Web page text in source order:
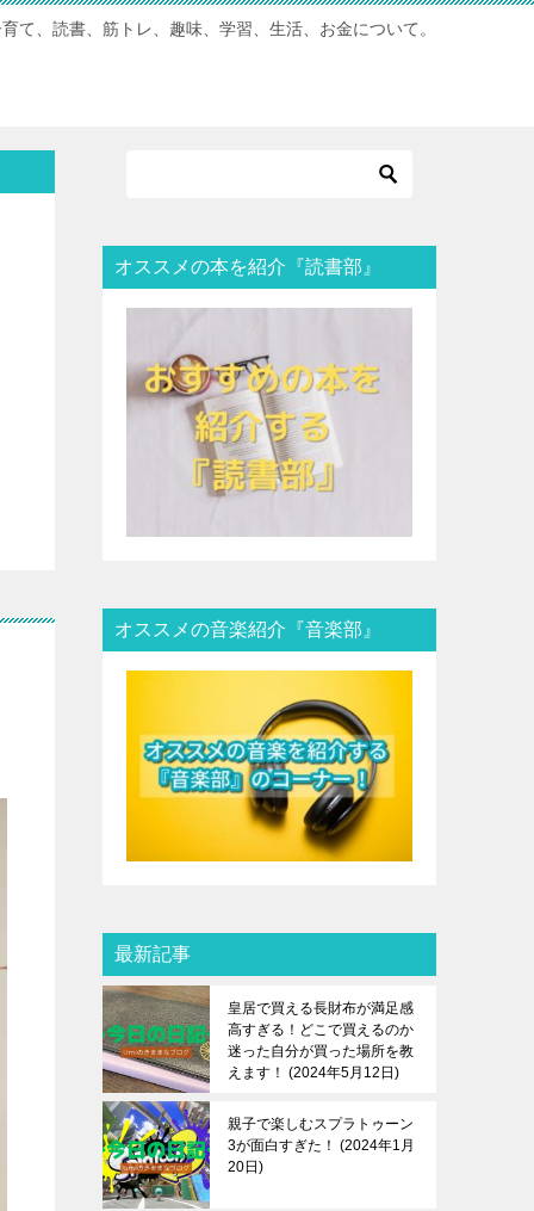
て、読書、筋トレ、趣味、学習、生活、お金について。
オススメの本を紹介『読書部』
オススメの音楽紹介『音楽部』
最新記事
皇居で買える長財布が満足感
高すぎる！どこで買えるのか
迷った自分が買った場所を教
えます！
2024年5月12日
親子で楽しむスプラトゥーン
3が面白すぎた！
2024年1月
20日